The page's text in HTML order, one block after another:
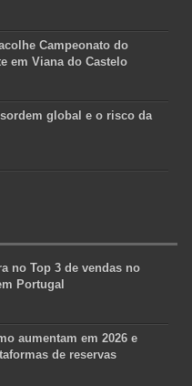
Campeonato do
em Viana do Castelo
global e o risco da
no Top 3 de vendas no
Portugal
aumentam em 2026 e
de reservas